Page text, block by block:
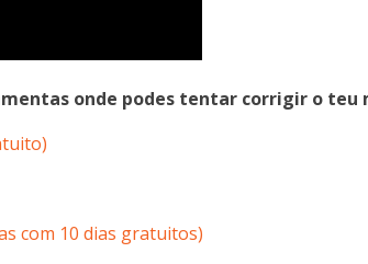
onde podes tentar corrigir o teu
)
com 10 dias gratuitos)